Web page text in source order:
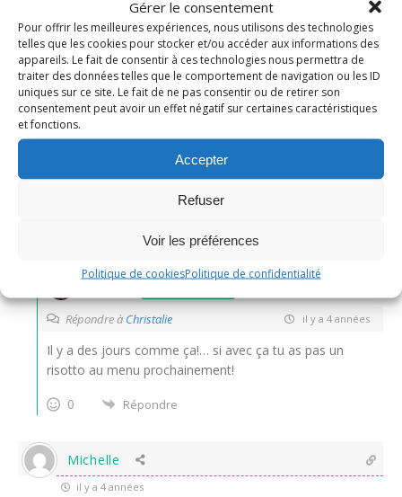
Gérer le consentement
Pour offrir les meilleures expériences, nous utilisons des technologies
telles que les cookies pour stocker et/ou accéder aux informations des
appareils. Le fait de consentir à ces technologies nous permettra de
traiter des données telles que le comportement de navigation ou les ID
uniques sur ce site. Le fait de ne pas consentir ou de retirer son
consentement peut avoir un effet négatif sur certaines caractéristiques
et fonctions.
Accepter
Refuser
Voir les préférences
Politique de cookiesPolitique de confidentialité
Avec plaisir ma Yolande!
0
Répondre
Christalie
C’est la troisième recette de risotto que je lis aujourd’hui
…. j’ai le choix !! merci bises
Répondre
Répondre à Christalie il y a 4 années
Il y a des jours comme ça!… si avec ça tu as pas un
risotto au menu prochainement!
0
Répondre
Michelle
il y a 4 années